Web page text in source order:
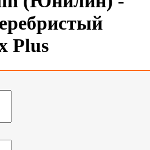
Plus